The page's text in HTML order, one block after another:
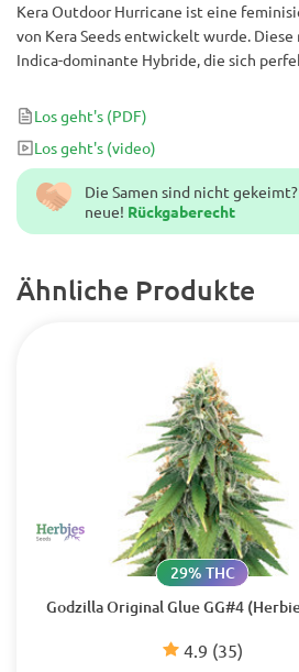
Die Samen sind nicht
neue! Rückgaberecht
Ähnliche Produkte
Godzilla Original Glue GG#4
4.9 (35)
29% THC
Kera Outdoor Hurricane ist eine
von Kera Seeds entwickelt wurde.
Indica-dominante Hybride, die sich
kälteren Klimazonen eignet und
mit Harz gefüllte Knospen zu liefern!
Los geht's (PDF)
Los geht's (video)